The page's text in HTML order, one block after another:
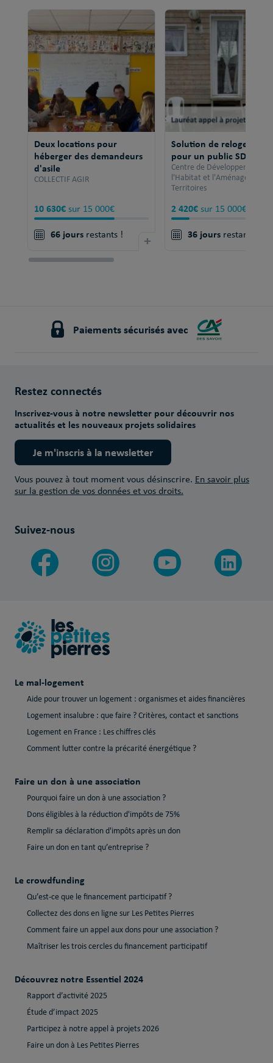
Deux locations pour
héberger des demandeurs
d'asile
COLLECTIF AGIR
10 630€ sur 15 000€
66 jours restants ! +
Solution de relogement
pour un public SDF
Centre de Développement
l'Habitat et l'Aménagement
Territoires
2 420€ sur 15 000€
36 jours restants !
Paiements sécurisés avec
Restez connectés
Inscrivez-vous à notre newsletter pour découvrir nos
actualités et les nouveaux projets solidaires
Je m'inscris à la newsletter
Vous pouvez à tout moment vous désinscrire. En savoir plus
sur la gestion de vos données et vos droits.
Suivez-nous
Le mal-logement
Aide pour trouver un logement : organismes et aides financières
Logement insalubre : que faire ? Critères, contact et sanctions
Logement en France : Les chiffres clés
Comment lutter contre la précarité énergétique ?
Faire un don à une association
Pourquoi faire un don à une association ?
Dons éligibles à la réduction d'impôts de 75%
Remplir sa déclaration d'impôts après un don
Faire un don en tant qu’entreprise ?
Le crowdfunding
Qu’est-ce que le financement participatif ?
Collectez des dons en ligne sur Les Petites Pierres
Comment faire un appel aux dons pour une association ?
Maîtriser les trois cercles du financement participatif
Découvrez notre Essentiel 2024
Rapport d’activité 2025
Étude d’impact 2025
Participez à notre appel à projets 2026
Faire un don à Les Petites Pierres